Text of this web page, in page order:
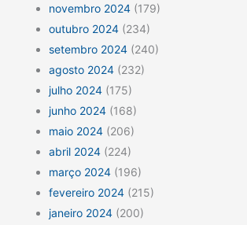
novembro 2024 (179)
outubro 2024 (234)
setembro 2024 (240)
agosto 2024 (232)
julho 2024 (175)
junho 2024 (168)
maio 2024 (206)
abril 2024 (224)
março 2024 (196)
fevereiro 2024 (215)
janeiro 2024 (200)